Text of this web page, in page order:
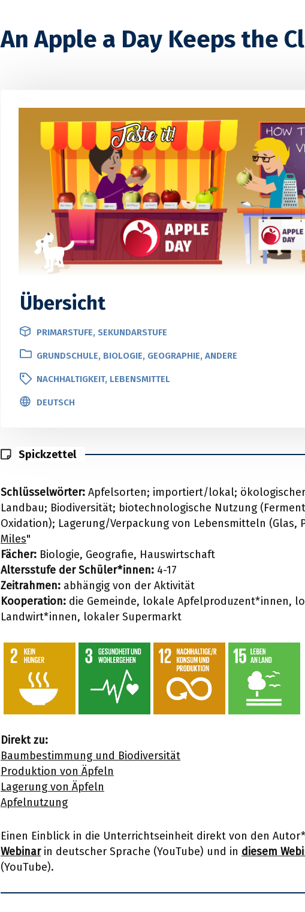
An Apple a Day Keeps the
Übersicht
PRIMARSTUFE, SEKUNDARSTUFE
GRUNDSCHULE, BIOLOGIE, GEOGRAPHIE, ANDERE
NACHHALTIGKEIT, LEBENSMITTEL
DEUTSCH
Spickzettel
Schlüsselwörter: Apfelsorten; importiert/lokal;
Landbau; Biodiversität; biotechnologische Nutzung
Oxidation); Lagerung/Verpackung von Lebensmitteln (Glas,
Miles"
Fächer: Biologie, Geografie, Hauswirtschaft
Altersstufe der Schüler*innen: 4-17
Zeitrahmen: abhängig von der Aktivität
Kooperation: die Gemeinde, lokale Apfelproduzent*innen,
Landwirt*innen, lokaler Supermarkt
Direkt zu:
Baumbestimmung und Biodiversität
Produktion von Äpfeln
Lagerung von Äpfeln
Apfelnutzung
Einen Einblick in die Unterrichtseinheit direkt von den
Webinarin deutscher Sprache (YouTube) und in diesem
(YouTube).